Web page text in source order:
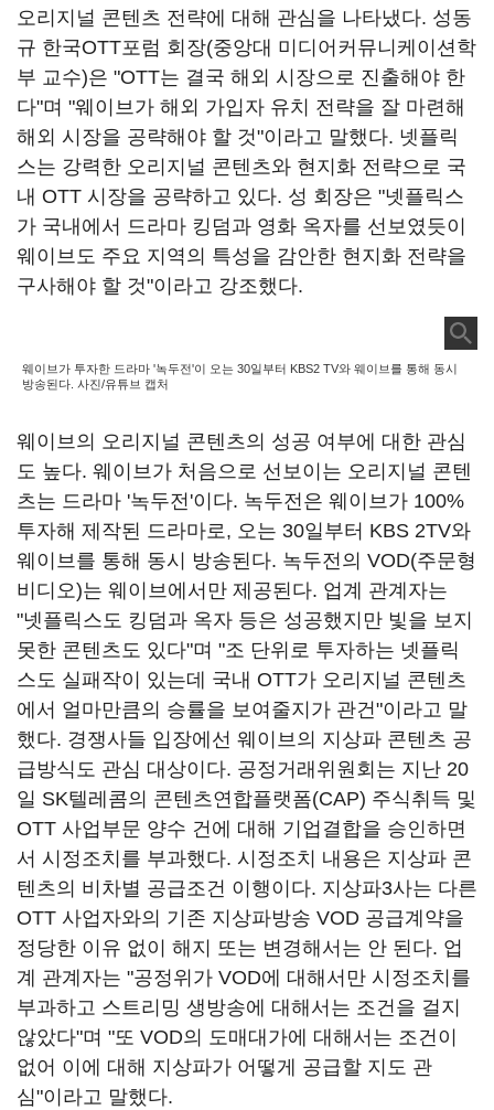
오리지널 콘텐츠 전략에 대해 관심을 나타냈다. 성동
규 한국OTT포럼 회장(중앙대 미디어커뮤니케이션학
부 교수)은 "OTT는 결국 해외 시장으로 진출해야 한
다"며 "웨이브가 해외 가입자 유치 전략을 잘 마련해
해외 시장을 공략해야 할 것"이라고 말했다. 넷플릭
스는 강력한 오리지널 콘텐츠와 현지화 전략으로 국
내 OTT 시장을 공략하고 있다. 성 회장은 "넷플릭스
가 국내에서 드라마 킹덤과 영화 옥자를 선보였듯이
웨이브도 주요 지역의 특성을 감안한 현지화 전략을
구사해야 할 것"이라고 강조했다.
웨이브가 투자한 드라마 '녹두전'이 오는 30일부터 KBS2 TV와 웨이브를 통해 동시
방송된다. 사진/유튜브 캡처
웨이브의 오리지널 콘텐츠의 성공 여부에 대한 관심
도 높다. 웨이브가 처음으로 선보이는 오리지널 콘텐
츠는 드라마 '녹두전'이다. 녹두전은 웨이브가 100%
투자해 제작된 드라마로, 오는 30일부터 KBS 2TV와
웨이브를 통해 동시 방송된다. 녹두전의 VOD(주문형
비디오)는 웨이브에서만 제공된다. 업계 관계자는
"넷플릭스도 킹덤과 옥자 등은 성공했지만 빛을 보지
못한 콘텐츠도 있다"며 "조 단위로 투자하는 넷플릭
스도 실패작이 있는데 국내 OTT가 오리지널 콘텐츠
에서 얼마만큼의 승률을 보여줄지가 관건"이라고 말
했다. 경쟁사들 입장에선 웨이브의 지상파 콘텐츠 공
급방식도 관심 대상이다. 공정거래위원회는 지난 20
일 SK텔레콤의 콘텐츠연합플랫폼(CAP) 주식취득 및
OTT 사업부문 양수 건에 대해 기업결합을 승인하면
서 시정조치를 부과했다. 시정조치 내용은 지상파 콘
텐츠의 비차별 공급조건 이행이다. 지상파3사는 다른
OTT 사업자와의 기존 지상파방송 VOD 공급계약을
정당한 이유 없이 해지 또는 변경해서는 안 된다. 업
계 관계자는 "공정위가 VOD에 대해서만 시정조치를
부과하고 스트리밍 생방송에 대해서는 조건을 걸지
않았다"며 "또 VOD의 도매대가에 대해서는 조건이
없어 이에 대해 지상파가 어떻게 공급할 지도 관
심"이라고 말했다.